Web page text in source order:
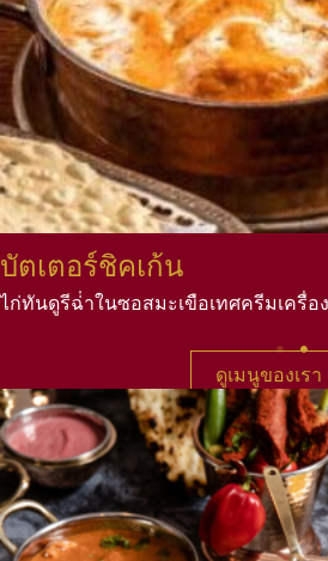
บัตเตอร์ชิคเก้น
ไก่ทันดูรีฉ่ําในซอสมะเขือเทศครีมเครื่
ดูเมนูของเรา